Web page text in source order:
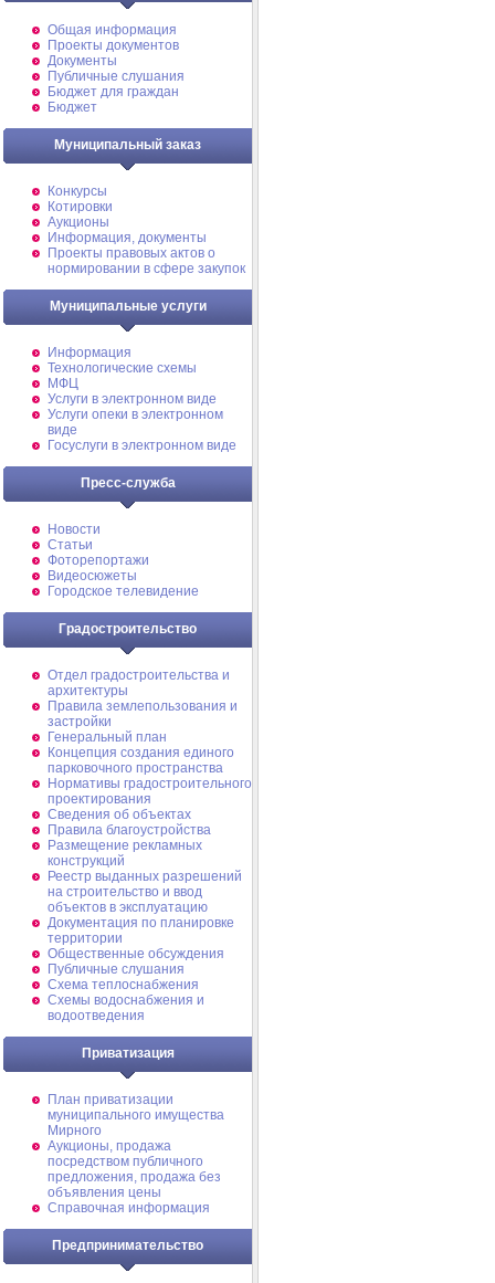
Общая информация
Проекты документов
Документы
Публичные слушания
Бюджет для граждан
Бюджет
Муниципальный заказ
Конкурсы
Котировки
Аукционы
Информация, документы
Проекты правовых актов о
нормировании в сфере закупок
Муниципальные услуги
Информация
Технологические схемы
МФЦ
Услуги в электронном виде
Услуги опеки в электронном
виде
Госуслуги в электронном виде
Пресс-служба
Новости
Статьи
Фоторепортажи
Видеосюжеты
Городское телевидение
Градостроительство
Отдел градостроительства и
архитектуры
Правила землепользования и
застройки
Генеральный план
Концепция создания единого
парковочного пространства
Нормативы градостроительного
проектирования
Сведения об объектах
Правила благоустройства
Размещение рекламных
конструкций
Реестр выданных разрешений
на строительство и ввод
объектов в эксплуатацию
Документация по планировке
территории
Общественные обсуждения
Публичные слушания
Схема теплоснабжения
Схемы водоснабжения и
водоотведения
Приватизация
План приватизации
муниципального имущества
Мирного
Аукционы, продажа
посредством публичного
предложения, продажа без
объявления цены
Справочная информация
Предпринимательство